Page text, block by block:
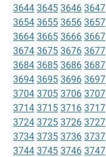
3644 3645 3646 3647
3654 3655 3656 3657
3664 3665 3666 3667
3674 3675 3676 3677
3684 3685 3686 3687
3694 3695 3696 3697
3704 3705 3706 3707
3714 3715 3716 3717
3724 3725 3726 3727
3734 3735 3736 3737
3744 3745 3746 3747